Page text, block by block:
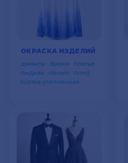
ОКРАСКА ИЗДЕЛИЙ
джинсы · брюки · платье ·
пиджак · пальто · плед ·
куртка утепленная